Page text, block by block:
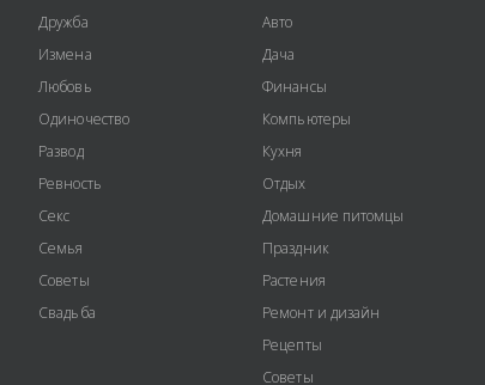
Дружба
Измена
Любовь
Одиночество
Развод
Ревность
Секс
Семья
Советы
Свадьба
Авто
Дача
Финансы
Компьютеры
Кухня
Отдых
Домашние питомцы
Праздник
Растения
Ремонт и дизайн
Рецепты
Советы